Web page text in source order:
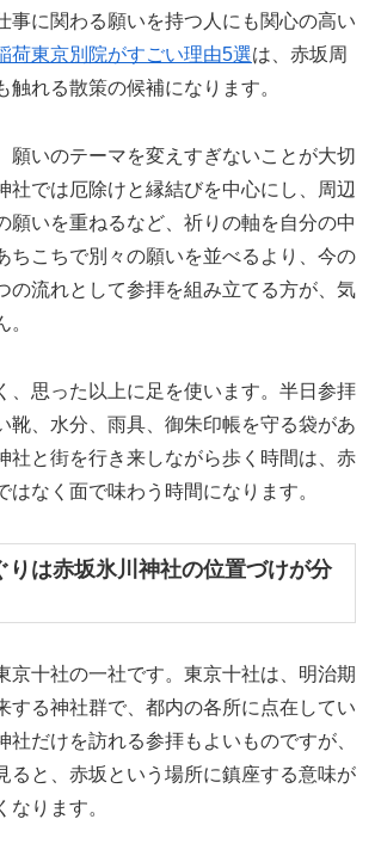
事に関わる願いを持つ人にも関心の高い
荷東京別院がすごい理由5選は、赤坂周
触れる散策の候補になります。
願いのテーマを変えすぎないことが大切
社では厄除けと縁結びを中心にし、周辺
願いを重ねるなど、祈りの軸を自分の中
ちこちで別々の願いを並べるより、今の
の流れとして参拝を組み立てる方が、気
、思った以上に足を使います。半日参拝
靴、水分、雨具、御朱印帳を守る袋があ
社と街を行き来しながら歩く時間は、赤
はなく面で味わう時間になります。
りは赤坂氷川神社の位置づけが分
京十社の一社です。東京十社は、明治期
する神社群で、都内の各所に点在してい
社だけを訪れる参拝もよいものですが、
ると、赤坂という場所に鎮座する意味が
なります。